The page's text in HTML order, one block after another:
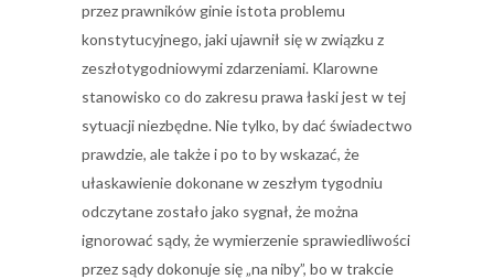
przez prawników ginie istota problemu
konstytucyjnego, jaki ujawnił się w związku z
zeszłotygodniowymi zdarzeniami. Klarowne
stanowisko co do zakresu prawa łaski jest w tej
sytuacji niezbędne. Nie tylko, by dać świadectwo
prawdzie, ale także i po to by wskazać, że
ułaskawienie dokonane w zeszłym tygodniu
odczytane zostało jako sygnał, że można
ignorować sądy, że wymierzenie sprawiedliwości
przez sądy dokonuje się „na niby”, bo w trakcie